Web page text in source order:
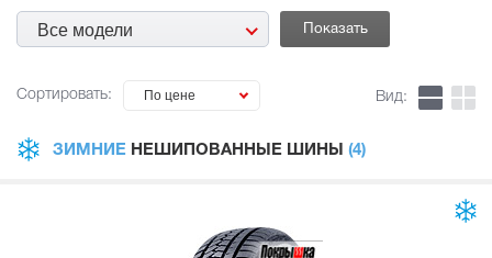
Все модели
Сортировать: По цене Вид:
ЗИМНИЕ НЕШИПОВАННЫЕ ШИНЫ (4)